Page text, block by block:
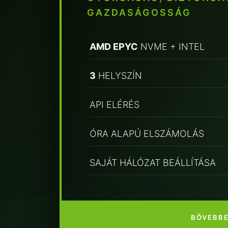
GAZDASÁGOSSÁG
AMD EPYC NVME + INTEL
3 HELYSZÍN
API ELÉRÉS
ÓRA ALAPÚ ELSZÁMOLÁS
SAJÁT HÁLÓZAT BEÁLLÍTÁSA